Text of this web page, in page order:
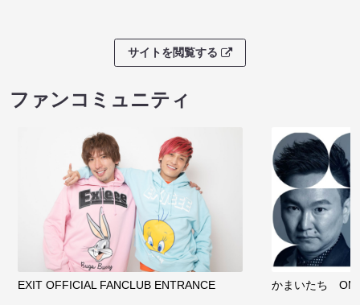
サイトを閲覧する
ファンコミュニティ
EXIT OFFICIAL FANCLUB ENTRANCE かまいたち